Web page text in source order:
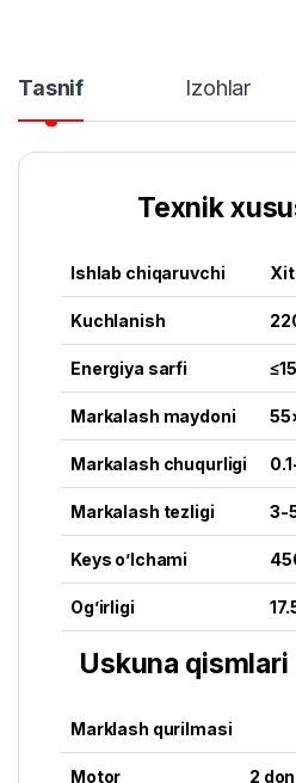
Tasnif Izohlar
Texnik
Ishlab chiqaruvchi
Kuchlanish
Energiya sarfi
Markalash maydoni
Markalash chuqurligi
Markalash tezligi 3-
Keys o’lchami
Og’irligi
Uskuna qismlari
Marklash qurilmasi
Motor 2